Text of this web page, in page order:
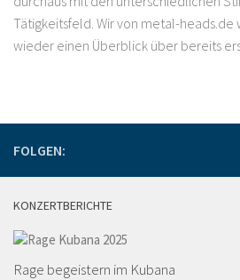
Tätigkeitsfeld. Wir von metal-
wieder einen Überblick über bereits
FOLGEN:
KONZERTBERICHTE
Rage begeistern im Kubana